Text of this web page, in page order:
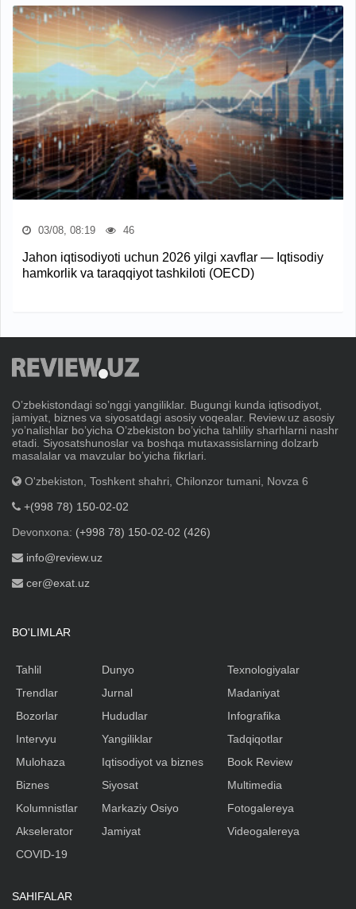
03/08, 08:19 46
Jahon iqtisodiyoti uchun 2026 yilgi xavflar — Iqtisodiy
hamkorlik va taraqqiyot tashkiloti (OECD)
Oʼzbekistondagi soʼnggi yangiliklar. Bugungi kunda iqtisodiyot,
jamiyat, biznes va siyosatdagi asosiy voqealar. Review.uz asosiy
yoʼnalishlar boʼyicha Oʼzbekiston boʼyicha tahliliy sharhlarni nashr
etadi. Siyosatshunoslar va boshqa mutaxassislarning dolzarb
masalalar va mavzular boʼyicha fikrlari.
O'zbekiston, Toshkent shahri, Chilonzor tumani, Novza 6
+(998 78) 150-02-02
Devonxona: (+998 78) 150-02-02 (426)
info@review.uz
cer@exat.uz
BO'LIMLAR
Tahlil
Trendlar
Bozorlar
Intervyu
Mulohaza
Biznes
Kolumnistlar
Akselerator
Dunyo
Jurnal
Hududlar
Yangiliklar
Iqtisodiyot va biznes
Siyosat
Markaziy Osiyo
Jamiyat
Texnologiyalar
Madaniyat
Infografika
Tadqiqotlar
Book Review
Multimedia
Fotogalereya
Videogalereya
COVID-19
SAHIFALAR